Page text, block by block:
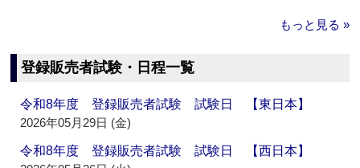
もっと見る »
登録販売者試験・日程一覧
令和8年度 登録販売者試験 試験日 【東日本】
2026年05月29日 (金)
令和8年度 登録販売者試験 試験日 【西日本】